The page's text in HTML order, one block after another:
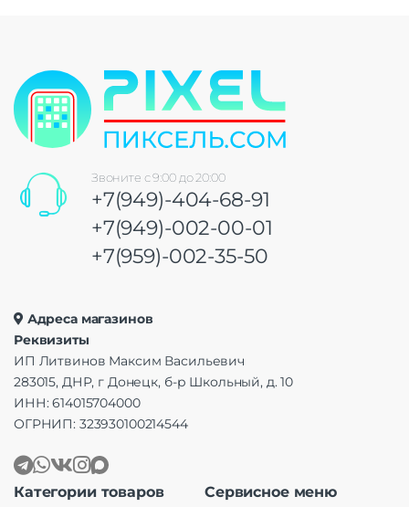
Звоните с 9:00 до 20:00
+7(949)-404-68-91
+7(949)-002-00-01
+7(959)-002-35-50
Адреса магазинов
Реквизиты
ИП Литвинов Максим Васильевич
283015, ДНР, г Донецк, б-р Школьный, д. 10
ИНН: 614015704000
ОГРНИП: 323930100214544
Категории товаров Сервисное меню